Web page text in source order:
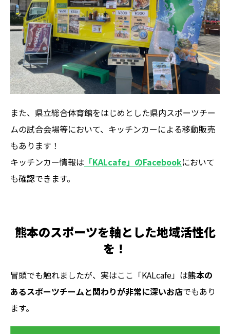
また、県立総合体育館をはじめとした県内スポーツチー
ムの試合会場等において、キッチンカーによる移動販売
もあります！
キッチンカー情報は 「KALcafe」のFacebookにおいて
も確認できます。
熊本のスポーツを軸とした地域活性化
を！
冒頭でも触れましたが、実はここ「KALcafe」は熊本の
あるスポーツチームと関わりが非常に深いお店でもあり
ます。